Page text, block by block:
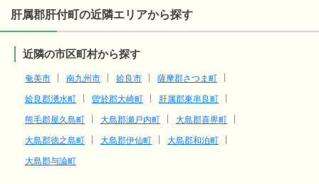
肝属郡肝付町の近隣エリアから探す
近隣の市区町村から探す
奄美市 南九州市 姶良市
薩摩郡さつま町
姶良郡湧水町
曽於郡大崎町
肝属郡東串良町
熊毛郡屋久島町
大島郡瀬戸内町
大島郡喜界町
大島郡徳之島町
大島郡伊仙町
大島郡和泊町
大島郡与論町